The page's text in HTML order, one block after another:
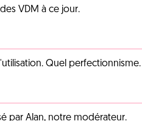
VDM à ce jour.
Quel perfectionnisme.
par Alan, notre modérateur.